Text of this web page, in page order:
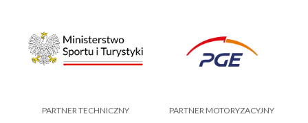
PARTNER TECHNICZNY PARTNER MOTORYZACYJNY